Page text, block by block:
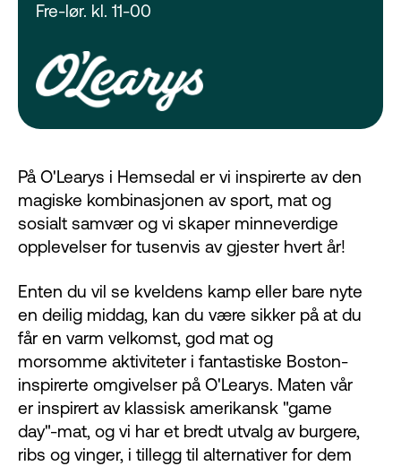
På O'Learys i Hemsedal er vi inspirerte av den
magiske kombinasjonen av sport, mat og
sosialt samvær og vi skaper minneverdige
opplevelser for tusenvis av gjester hvert år!
Enten du vil se kveldens kamp eller bare nyte
en deilig middag, kan du være sikker på at du
får en varm velkomst, god mat og
morsomme aktiviteter i fantastiske Boston-
inspirerte omgivelser på O'Learys. Maten vår
er inspirert av klassisk amerikansk "game
day"-mat, og vi har et bredt utvalg av burgere,
ribs og vinger, i tillegg til alternativer for dem
Fre-lør. kl. 11-00